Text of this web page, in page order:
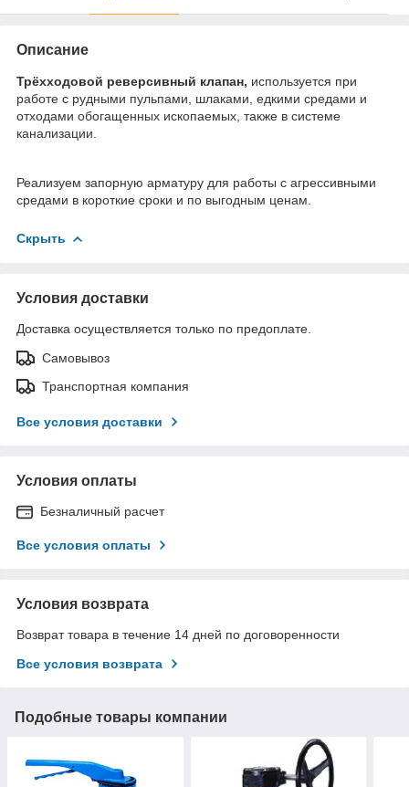
Описание
Трёхходовой реверсивный клапан, используется при
работе с рудными пульпами, шлаками, едкими средами и
отходами обогащенных ископаемых, также в системе
канализации.
Реализуем запорную арматуру для работы с агрессивными
средами в короткие сроки и по выгодным ценам.
Скрыть
Условия доставки
Доставка осуществляется только по предоплате.
Самовывоз
Транспортная компания
Все условия доставки
Условия оплаты
Безналичный расчет
Все условия оплаты
Условия возврата
Возврат товара в течение 14 дней по договоренности
Все условия возврата
Подобные товары компании